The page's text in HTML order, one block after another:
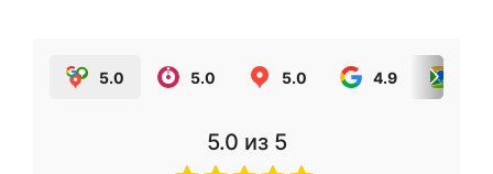
5.0 5.0 5.0 4.9
5.0 из 5